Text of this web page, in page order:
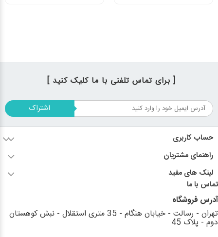
[ برای تماس تلفنی با ما کلیک کنید ]
اشتراک
حساب کاربری
راهنمای مشتریان
لینک های مفید
تماس با ما
آدرس فروشگاه
تهران - رسالت - خیابان هنگام - 35 متری استقلال - نبش کوهستان
دوم - پلاک 45